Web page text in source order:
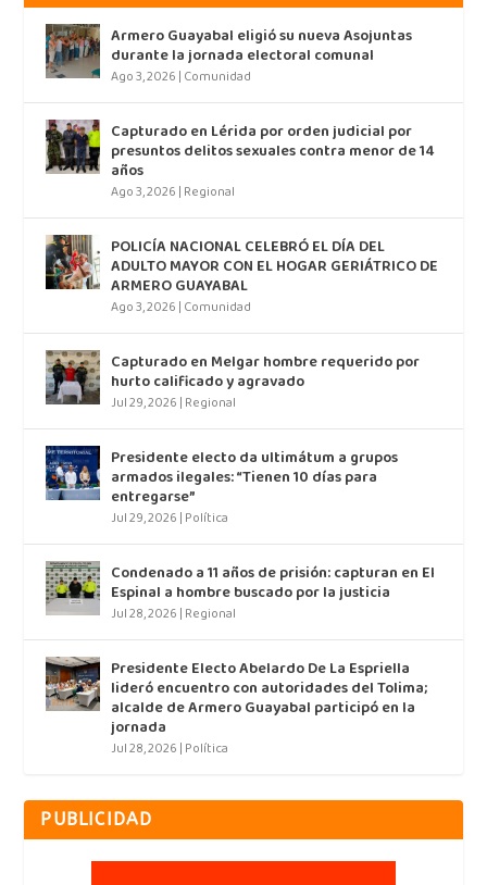
Armero Guayabal eligió su nueva Asojuntas
durante la jornada electoral comunal
Ago 3, 2026 | Comunidad
Capturado en Lérida por orden judicial por
presuntos delitos sexuales contra menor de 14
años
Ago 3, 2026 | Regional
POLICÍA NACIONAL CELEBRÓ EL DÍA DEL
ADULTO MAYOR CON EL HOGAR GERIÁTRICO DE
ARMERO GUAYABAL
Ago 3, 2026 | Comunidad
Capturado en Melgar hombre requerido por
hurto calificado y agravado
Jul 29, 2026 | Regional
Presidente electo da ultimátum a grupos
armados ilegales: “Tienen 10 días para
entregarse”
Jul 29, 2026 | Política
Condenado a 11 años de prisión: capturan en El
Espinal a hombre buscado por la justicia
Jul 28, 2026 | Regional
Presidente Electo Abelardo De La Espriella
lideró encuentro con autoridades del Tolima;
alcalde de Armero Guayabal participó en la
jornada
Jul 28, 2026 | Política
PUBLICIDAD